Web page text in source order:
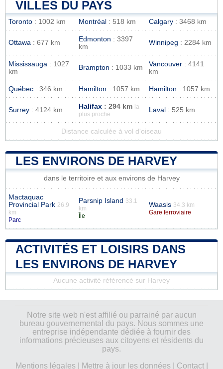
VILLES DU PAYS
Toronto : 1002 km Montréal : 518 km Calgary : 3468 km
Ottawa : 677 km Edmonton : 3397
km
Winnipeg : 2284 km
Mississauga : 1027
km
Brampton : 1033 km Vancouver : 4141
km
Québec : 346 km Hamilton : 1057 km Hamilton : 1057 km
Surrey : 4124 km Halifax : 294 km
la
plus proche
Laval : 525 km
Distance calculée à vol d'oiseau
LES ENVIRONS DE HARVEY
dans le territoire et aux environs de Harvey
Mactaquac
Provincial Park 26.9
km
Parc
Parsnip Island 33.1
km
Île
Waasis 34.3 km
Gare ferroviaire
ACTIVITÉS ET LOISIRS DANS
LES ENVIRONS DE HARVEY
Aucune activité référencé sur Harvey
Notre site web n'est affilié ou parrainé par aucun
bureau gouvernemental du pays. Nous sommes une
entreprise indépendante dédiée à fournir des
informations précieuses aux citoyens et résidents du
pays.
Mentions légales| Mettre à jour les données| Contact|